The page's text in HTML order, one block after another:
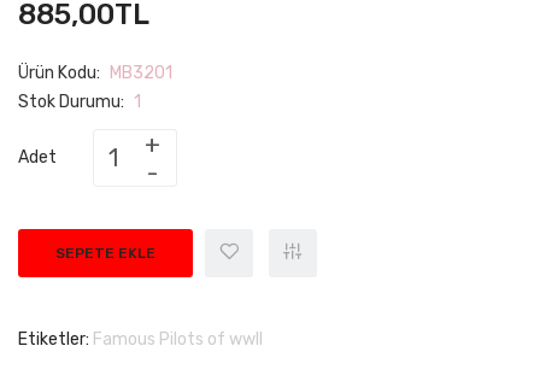
885,00TL
Ürün Kodu:
MB3201
Stok Durumu: 1
Adet
SEPETE EKLE
Etiketler: Famous Pilots of wwII